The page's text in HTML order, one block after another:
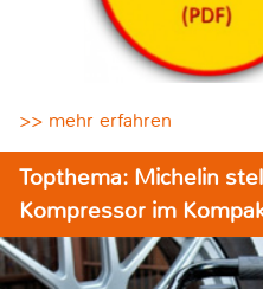
>> mehr erfahren
Topthema: Michelin
Kompressor im